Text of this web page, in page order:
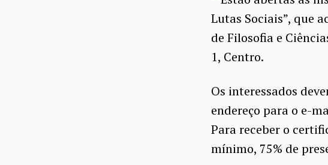
Lutas Sociais”, que
de Filosofia e
1, Centro.
Os interessados
endereço para o e-
Para receber o
mínimo, 75% de